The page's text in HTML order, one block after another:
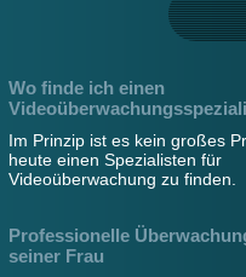
Wo finde ich einen
Im Prinzip ist es kein großes
heute einen Spezialisten für
Videoüberwachung zu finden.
Professionelle
seiner Frau